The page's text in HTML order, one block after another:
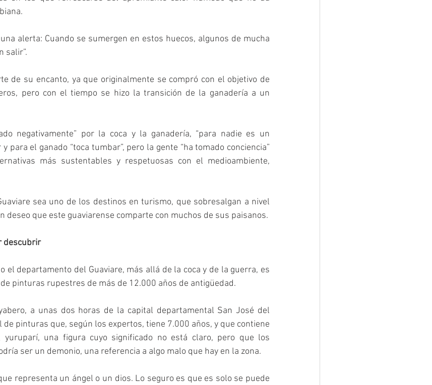
alerta: Cuando se sumergen en estos huecos, algunos de mucha
salir”.
de su encanto, ya que originalmente se compró con el objetivo de
pero con el tiempo se hizo la transición de la ganadería a un
negativamente” por la coca y la ganadería, “para nadie es un
para el ganado “toca tumbar”, pero la gente “ha tomado conciencia”
más sustentables y respetuosas con el medioambiente,
sea uno de los destinos en turismo, que sobresalgan a nivel
deseo que este guaviarense comparte con muchos de sus paisanos.
descubrir
el departamento del Guaviare, más allá de la coca y de la guerra, es
pinturas rupestres de más de 12.000 años de antigüedad.
a unas dos horas de la capital departamental San José del
de pinturas que, según los expertos, tiene 7.000 años, y que contiene
yuruparí, una figura cuyo significado no está claro, pero que los
ser un demonio, una referencia a algo malo que hay en la zona.
representa un ángel o un dios. Lo seguro es que es solo se puede